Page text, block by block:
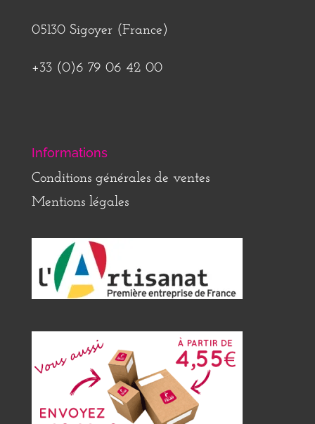
05130 Sigoyer (France)
+33 (0)6 79 06 42 00
Informations
Conditions générales de ventes
Mentions légales